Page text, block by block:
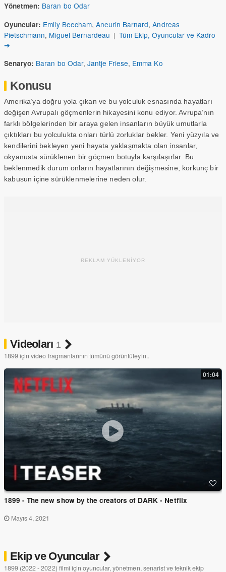
Yönetmen: Baran bo Odar
Oyuncular: Emily Beecham, Aneurin Barnard,Andreas
Pietschmann, Miguel Bernardeau | Tüm Ekip, Oyuncular ve Kadro
➔
Senaryo: Baran bo Odar, Jantje Friese, Emma Ko
Konusu
Amerika’ya doğru yola çıkan ve bu yolculuk esnasında hayatları
değişen Avrupalı göçmenlerin hikayesini konu ediyor. Avrupa’nın
farklı bölgelerinden bir araya gelen insanların büyük umutlarla
çıktıkları bu yolculukta onları türlü zorluklar bekler. Yeni yüzyıla ve
kendilerini bekleyen yeni hayata yaklaşmakta olan insanlar,
okyanusta sürüklenen bir göçmen botuyla karşılaşırlar. Bu
beklenmedik durum onların hayatlarının değişmesine, korkunç bir
kabusun içine sürüklenmelerine neden olur.
REKLAM YÜKLENİYOR
Videoları 1
1899 için video fragmanlarının tümünü görüntüleyin..
01:04
1899 - The new show by the creators of DARK - Netflix
Mayıs 4, 2021
Ekip ve Oyuncular
1899 (2022 - 2022) filmi için oyuncular, yönetmen, senarist ve teknik ekip